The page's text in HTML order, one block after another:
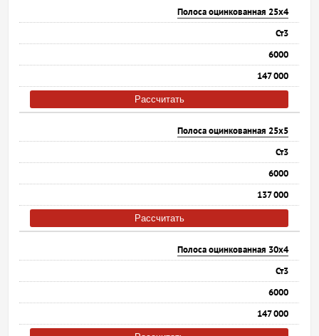
Полоса оцинкованная 25х4
Ст3
6000
147 000
Рассчитать
Полоса оцинкованная 25х5
Ст3
6000
137 000
Рассчитать
Полоса оцинкованная 30х4
Ст3
6000
147 000